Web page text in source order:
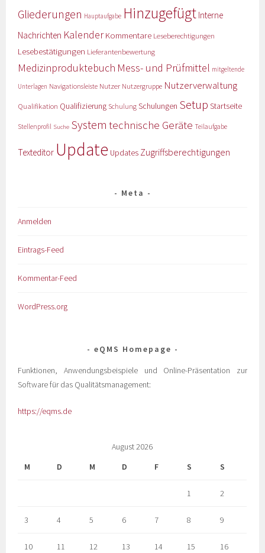
Gliederungen Hauptaufgabe Hinzugefügt Interne
Nachrichten KalenderKommentare Leseberechtigungen
Lesebestätigungen Lieferantenbewertung
Medizinproduktebuch Mess- und Prüfmittel mitgeltende
Unterlagen Navigationsleiste Nutzer Nutzergruppe Nutzerverwaltung
Qualifikation Qualifizierung Schulung Schulungen Setup Startseite
Stellenprofil Suche System technische Geräte Teilaufgabe
Texteditor Update Updates Zugriffsberechtigungen
Meta
Anmelden
Eintrags-Feed
Kommentar-Feed
WordPress.org
eQMS Homepage
Funktionen, Anwendungsbeispiele und Online-Präsentation zur
Software für das Qualitätsmanagement:
https://eqms.de
August 2026
M
D M D F S S
1 2
3 4 5 6 7 8 9
10 11 12 13 14 15 16